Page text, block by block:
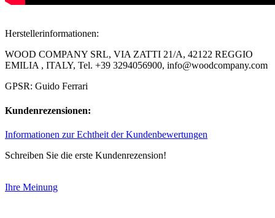
Herstellerinformationen:
WOOD COMPANY SRL, VIA ZATTI 21/A, 42122 REGGIO
EMILIA , ITALY, Tel. +39 3294056900, info@woodcompany.com
GPSR: Guido Ferrari
Kundenrezensionen:
Informationen zur Echtheit der Kundenbewertungen
Schreiben Sie die erste Kundenrezension!
Ihre Meinung